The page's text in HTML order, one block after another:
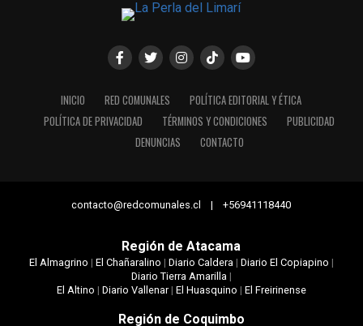
INICIO RED COMUNALES
POLÍTICA EDITORIAL Y ÉTICA
POLÍTICA DE PRIVACIDAD
TÉRMINOS Y CONDICIONES
PUBLICIDAD
DENUNCIAS
CONTACTO
contacto@redcomunales.cl | +56941118440
Región de Atacama
El Almagrino | El Chañaralino | Diario Caldera | Diario El Copiapino |
Diario Tierra Amarilla |
El Altino | Diario Vallenar| El Huasquino | El Freirinense
Región de Coquimbo